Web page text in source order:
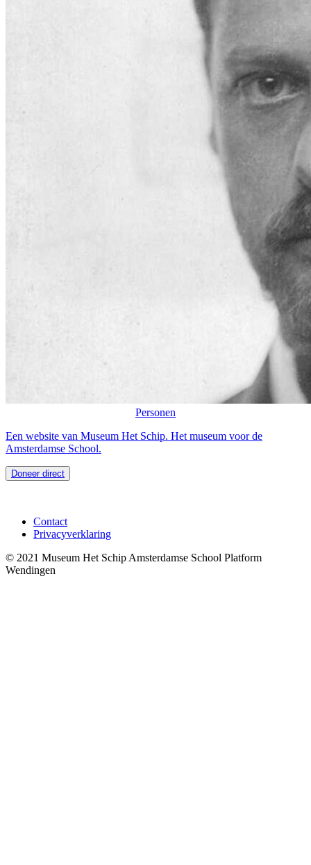
Personen
Een website van Museum Het Schip. Het museum voor de
Amsterdamse School.
Doneer direct
Contact
Privacyverklaring
© 2021 Museum Het Schip Amsterdamse School Platform
Wendingen